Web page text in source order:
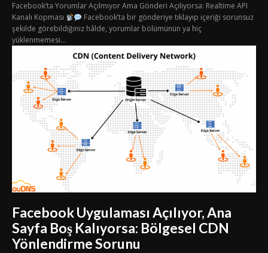
Facebook’ta Yorumlar Açılmıyor Ama Gönderi Açılıyorsa: Realtime API
Kanalı Kopması
Facebook’ta bir gönderiye tıklayıp içeriği sorunsuz
şekilde görebildiğiniz hâlde, yorumlar bölümünün ya hiç
yüklenmemesi...
Facebook Uygulaması Açılıyor, Ana
Sayfa Boş Kalıyorsa: Bölgesel CDN
Yönlendirme Sorunu